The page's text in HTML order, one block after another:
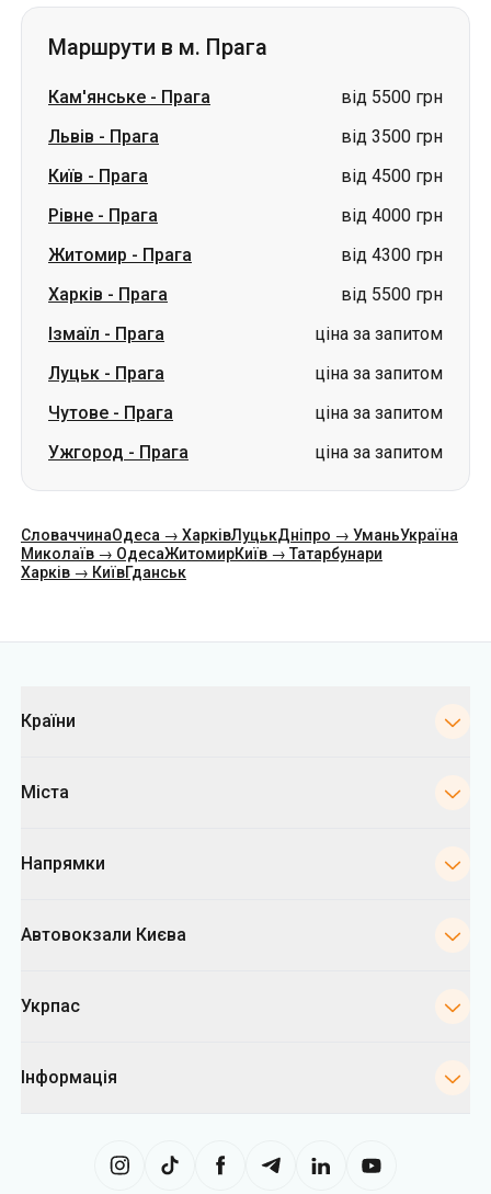
Маршрути в м. Прага
Кам'янське - Прага
від 5500 грн
Львів - Прага
від 3500 грн
Київ - Прага
від 4500 грн
Рівне - Прага
від 4000 грн
Житомир - Прага
від 4300 грн
Харків - Прага
від 5500 грн
Ізмаїл - Прага
ціна за запитом
Луцьк - Прага
ціна за запитом
Чутове - Прага
ціна за запитом
Ужгород - Прага ціна за запитом
СловаччинаОдеса → ХарківЛуцькДніпро → УманьУкраїна
Миколаїв → ОдесаЖитомирКиїв → Татарбунари
Харків → КиївГданськ
Країни
Міста
Напрямки
Автовокзали Києва
Укрпас
Інформація